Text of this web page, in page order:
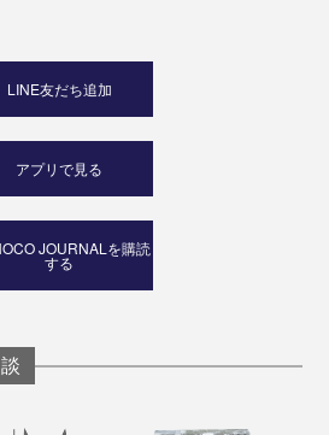
LINE友だち追加
アプリで見る
JOURNALを購読
する